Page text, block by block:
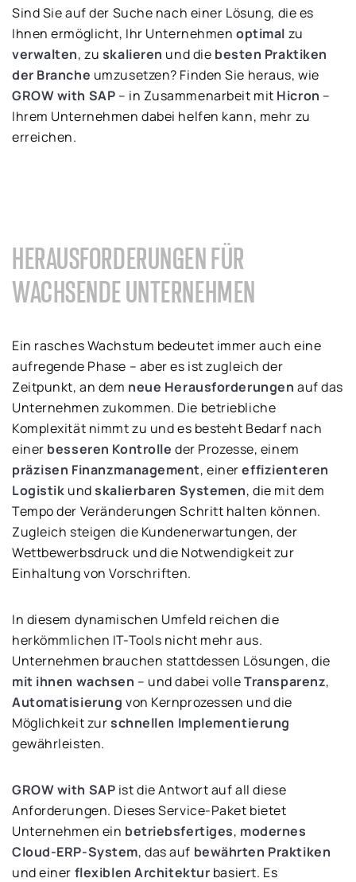
Sind Sie auf der Suche nach einer Lösung, die es
Ihnen ermöglicht, Ihr Unternehmenoptimal zu
verwalten, zu skalieren und die besten Praktiken
der Branche umzusetzen? Finden Sie heraus, wie
GROW with SAP – in Zusammenarbeit mit Hicron –
Ihrem Unternehmen dabei helfen kann, mehr zu
erreichen.
HERAUSFORDERUNGEN FÜR
WACHSENDE UNTERNEHMEN
Ein rasches Wachstum bedeutet immer auch eine
aufregende Phase – aber es ist zugleich der
Zeitpunkt, an dem neue Herausforderungen auf das
Unternehmen zukommen. Die betriebliche
Komplexität nimmt zu und es besteht Bedarf nach
einer besseren Kontrolle der Prozesse, einem
präzisen Finanzmanagement, einereffizienteren
Logistik undskalierbaren Systemen, die mit dem
Tempo der Veränderungen Schritt halten können.
Zugleich steigen die Kundenerwartungen, der
Wettbewerbsdruck und die Notwendigkeit zur
Einhaltung von Vorschriften.
In diesem dynamischen Umfeld reichen die
herkömmlichen IT-Tools nicht mehr aus.
Unternehmen brauchen stattdessen Lösungen, die
mit ihnen wachsen – und dabei volleTransparenz,
Automatisierung von Kernprozessen und die
Möglichkeit zurschnellen Implementierung
gewährleisten.
GROW with SAP ist die Antwort auf all diese
Anforderungen. Dieses Service-Paket bietet
Unternehmen ein betriebsfertiges, modernes
Cloud-ERP-System, das auf bewährten Praktiken
und einer flexiblen Architektur basiert. Es